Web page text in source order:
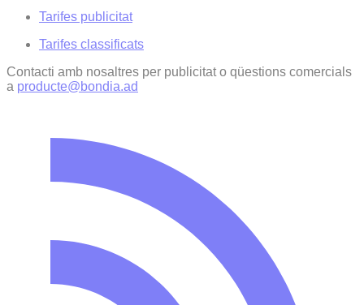
Tarifes publicitat
Tarifes classificats
Contacti amb nosaltres per publicitat o qüestions comercials
a producte@bondia.ad